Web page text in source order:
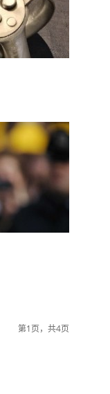
第1页，共4页